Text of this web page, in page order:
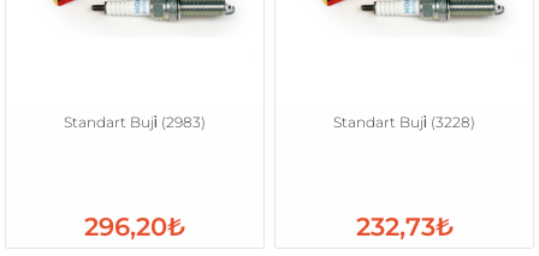
Standart Buji̇ (2983)
296,20₺
Standart Buji̇ (3228)
232,73₺